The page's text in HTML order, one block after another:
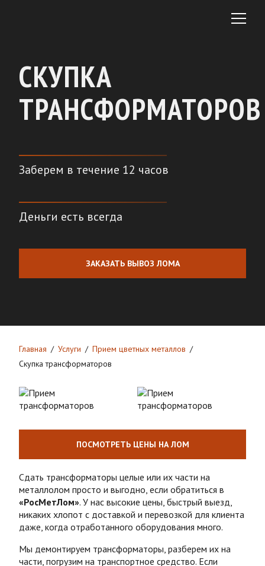
СКУПКА
ТРАНСФОРМАТОРОВ
Заберем в течение 12 часов
Деньги есть всегда
ЗАКАЗАТЬ ВЫВОЗ ЛОМА
Главная Услуги
Прием цветных металлов
Скупка трансформаторов
ПОСМОТРЕТЬ ЦЕНЫ НА ЛОМ
Сдать трансформаторы целые или их части на
металлолом просто и выгодно, если обратиться в
«РосМетЛом». У нас высокие цены, быстрый выезд,
никаких хлопот с доставкой и перевозкой для клиента
даже, когда отработанного оборудования много.
Мы демонтируем трансформаторы, разберем их на
части, погрузим на транспортное средство. Если